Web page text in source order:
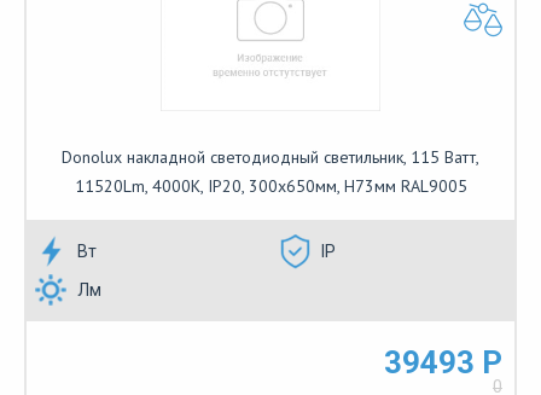
Donolux накладной светодиодный светильник, 115 Ватт,
11520Lm, 4000К, IP20, 300х650мм, H73мм RAL9005
Вт
IP
Лм
39493 Р
0